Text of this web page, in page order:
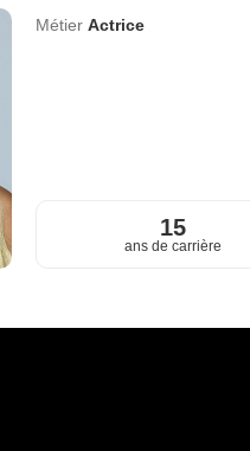
Métier Actrice
15
ans de carrière